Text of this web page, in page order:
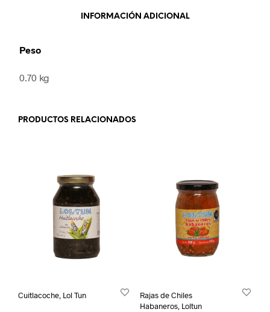
INFORMACIÓN ADICIONAL
Peso
0.70 kg
PRODUCTOS RELACIONADOS
Cuitlacoche, Lol Tun
Rajas de Chiles
Habaneros, Loltun